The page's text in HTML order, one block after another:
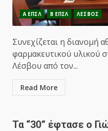
Α ΕΠΣΛ Β ΕΠΣΛ ΛΕΣΒΟΣ
Συνεχίζεται η διανομή
φαρμακευτικού υλικού
Λέσβου από τον...
Read More
Τα “30” έφτασε ο